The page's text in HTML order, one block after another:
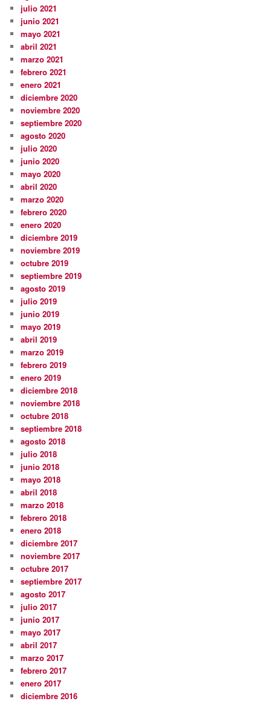
julio 2021
junio 2021
mayo 2021
abril 2021
marzo 2021
febrero 2021
enero 2021
diciembre 2020
noviembre 2020
septiembre 2020
agosto 2020
julio 2020
junio 2020
mayo 2020
abril 2020
marzo 2020
febrero 2020
enero 2020
diciembre 2019
noviembre 2019
octubre 2019
septiembre 2019
agosto 2019
julio 2019
junio 2019
mayo 2019
abril 2019
marzo 2019
febrero 2019
enero 2019
diciembre 2018
noviembre 2018
octubre 2018
septiembre 2018
agosto 2018
julio 2018
junio 2018
mayo 2018
abril 2018
marzo 2018
febrero 2018
enero 2018
diciembre 2017
noviembre 2017
octubre 2017
septiembre 2017
agosto 2017
julio 2017
junio 2017
mayo 2017
abril 2017
marzo 2017
febrero 2017
enero 2017
diciembre 2016